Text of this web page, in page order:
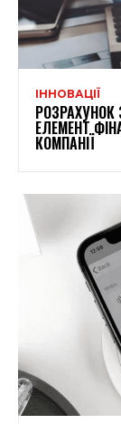
ІННОВАЦІЇ
ЕЛЕМЕНТ
КОМПАНІЇ